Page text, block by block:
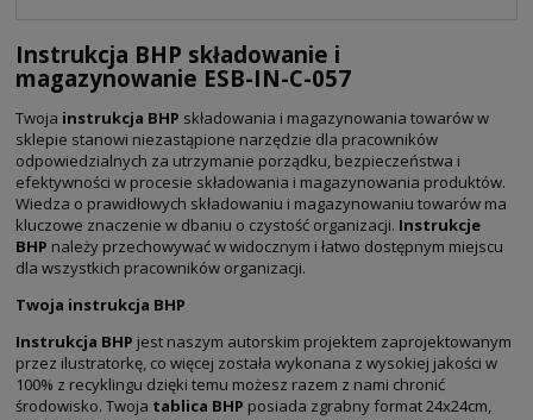
Instrukcja BHP składowanie i
magazynowanie ESB-IN-C-057
Twoja instrukcja BHP składowania i magazynowania towarów w
sklepie stanowi niezastąpione narzędzie dla pracowników
odpowiedzialnych za utrzymanie porządku, bezpieczeństwa i
efektywności w procesie składowania i magazynowania produktów.
Wiedza o prawidłowych składowaniu i magazynowaniu towarów ma
kluczowe znaczenie w dbaniu o czystość organizacji. Instrukcje
BHP należy przechowywać w widocznym i łatwo dostępnym miejscu
dla wszystkich pracowników organizacji.
Twoja instrukcja BHP
Instrukcja BHP jest naszym autorskim projektem zaprojektowanym
przez ilustratorkę, co więcej została wykonana z wysokiej jakości w
100% z recyklingu dzięki temu możesz razem z nami chronić
środowisko. Twoja tablica BHP posiada zgrabny format 24x24cm,